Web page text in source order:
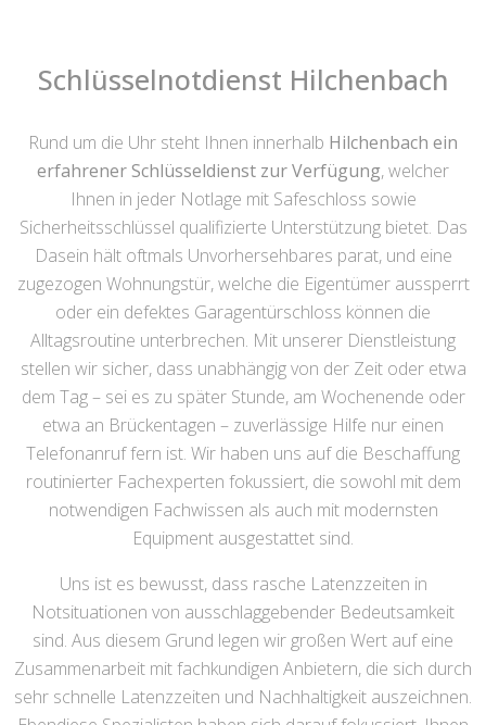
Schlüsselnotdienst Hilchenbach
Rund um die Uhr steht Ihnen innerhalb Hilchenbach ein
erfahrener Schlüsseldienst zur Verfügung, welcher
Ihnen in jeder Notlage mit Safeschloss sowie
Sicherheitsschlüssel qualifizierte Unterstützung bietet. Das
Dasein hält oftmals Unvorhersehbares parat, und eine
zugezogen Wohnungstür, welche die Eigentümer aussperrt
oder ein defektes Garagentürschloss können die
Alltagsroutine unterbrechen. Mit unserer Dienstleistung
stellen wir sicher, dass unabhängig von der Zeit oder etwa
dem Tag – sei es zu später Stunde, am Wochenende oder
etwa an Brückentagen – zuverlässige Hilfe nur einen
Telefonanruf fern ist. Wir haben uns auf die Beschaffung
routinierter Fachexperten fokussiert, die sowohl mit dem
notwendigen Fachwissen als auch mit modernsten
Equipment ausgestattet sind.
Uns ist es bewusst, dass rasche Latenzzeiten in
Notsituationen von ausschlaggebender Bedeutsamkeit
sind. Aus diesem Grund legen wir großen Wert auf eine
Zusammenarbeit mit fachkundigen Anbietern, die sich durch
sehr schnelle Latenzzeiten und Nachhaltigkeit auszeichnen.